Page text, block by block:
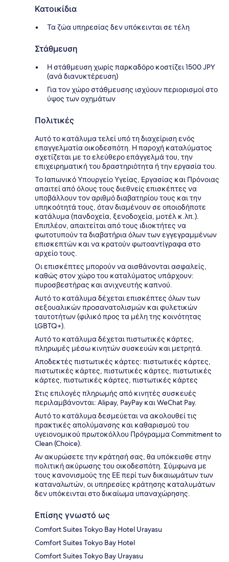
Κατοικίδια
Τα ζώα υπηρεσίας δεν υπόκεινται σε τέλη
Στάθμευση
Η στάθμευση χωρίς παρκαδόρο κοστίζει 1500 JPY
(ανά διανυκτέρευση)
Για τον χώρο στάθμευσης ισχύουν περιορισμοί στο
ύψος των οχημάτων
Πολιτικές
Αυτό το κατάλυμα τελεί υπό τη διαχείριση ενός
επαγγελματία οικοδεσπότη. Η παροχή καταλύματος
σχετίζεται με το ελεύθερο επάγγελμά του, την
επιχειρηματική του δραστηριότητα ή την εργασία του.
Το Ιαπωνικό Υπουργείο Υγείας, Εργασίας και Πρόνοιας
απαιτεί από όλους τους διεθνείς επισκέπτες να
υποβάλλουν τον αριθμό διαβατηρίου τους και την
υπηκοότητά τους, όταν διαμένουν σε οποιοδήποτε
κατάλυμα (πανδοχεία, ξενοδοχεία, μοτέλ κ.λπ.).
Επιπλέον, απαιτείται από τους ιδιοκτήτες να
φωτοτυπούν τα διαβατήρια όλων των εγγεγραμμένων
επισκεπτών και να κρατούν φωτοαντίγραφα στο
αρχείο τους.
Οι επισκέπτες μπορούν να αισθάνονται ασφαλείς,
καθώς στον χώρο του καταλύματος υπάρχουν:
πυροσβεστήρας και ανιχνευτής καπνού.
Αυτό το κατάλυμα δέχεται επισκέπτες όλων των
σεξουαλικών προσανατολισμών και φυλετικών
ταυτοτήτων (φιλικό προς τα μέλη της κοινότητας
LGBTQ+).
Αυτό το κατάλυμα δέχεται πιστωτικές κάρτες,
πληρωμές μέσω κινητών συσκευών και μετρητά.
Αποδεκτές πιστωτικές κάρτες: πιστωτικές κάρτες,
πιστωτικές κάρτες, πιστωτικές κάρτες, πιστωτικές
κάρτες, πιστωτικές κάρτες, πιστωτικές κάρτες
Στις επιλογές πληρωμής από κινητές συσκευές
περιλαμβάνονται: Alipay, PayPay και WeChat Pay.
Αυτό το κατάλυμα δεσμεύεται να ακολουθεί τις
πρακτικές απολύμανσης και καθαρισμού του
υγειονομικού πρωτοκόλλου Πρόγραμμα Commitment to
Clean (Choice).
Αν ακυρώσετε την κράτησή σας, θα υπόκεισθε στην
πολιτική ακύρωσης του οικοδεσπότη. Σύμφωνα με
τους κανονισμούς της ΕΕ περί των δικαιωμάτων των
καταναλωτών, οι υπηρεσίες κράτησης καταλυμάτων
δεν υπόκεινται στο δικαίωμα υπαναχώρησης.
Επίσης γνωστό ως
Comfort Suites Tokyo Bay Hotel Urayasu
Comfort Suites Tokyo Bay Hotel
Comfort Suites Tokyo Bay Urayasu